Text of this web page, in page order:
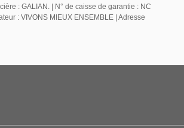
: GALIAN. | N° de caisse de garantie : NC
: VIVONS MIEUX ENSEMBLE | Adresse